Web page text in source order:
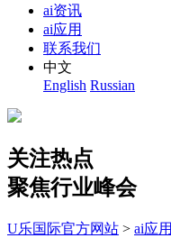
ai资讯
ai应用
联系我们
中文
English Russian
关注热点
聚焦行业峰会
U乐国际官方网站 > ai应用